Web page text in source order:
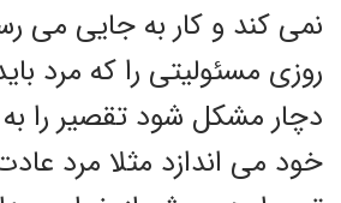
نمی کند و کار به جایی می
روزی مسئولیتی را که مرد
دچار مشکل شود تقصیر را
خود می اندازد مثلا مرد